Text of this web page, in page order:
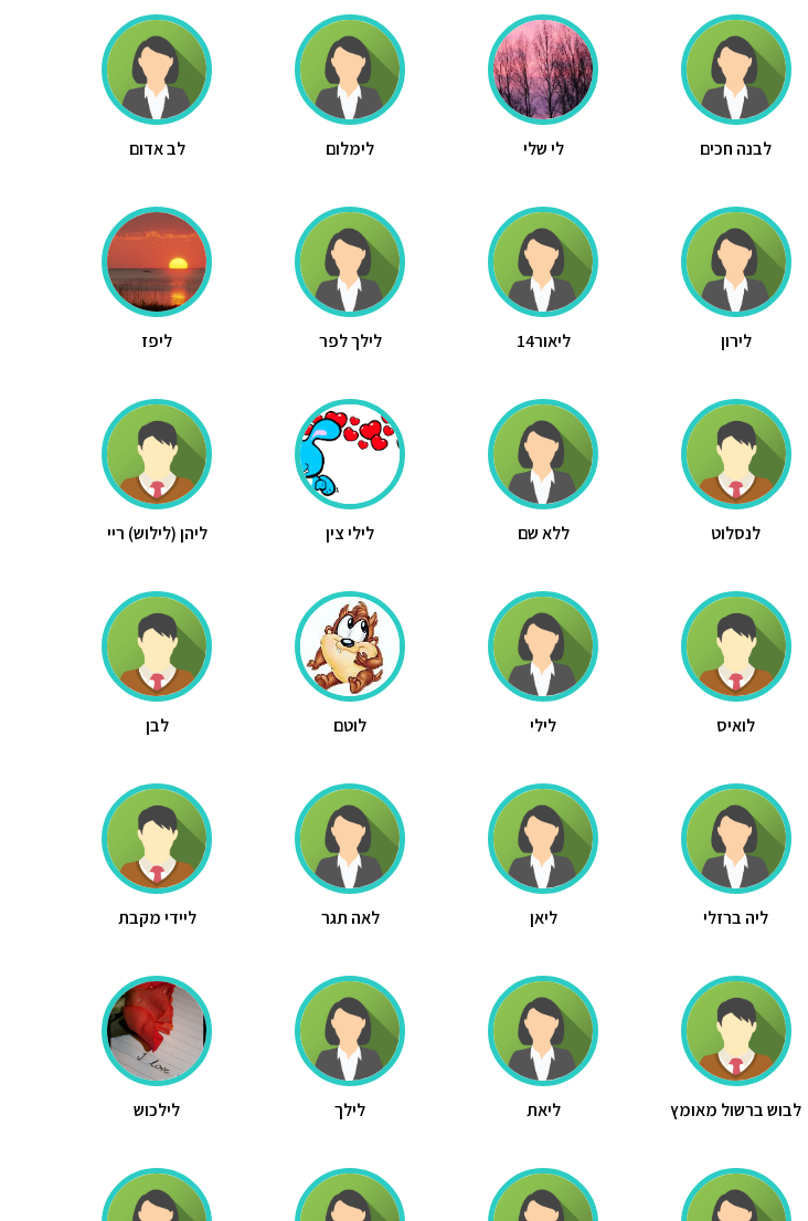
לבנה חכים לי שלי לימלום לב אדום
לירון ליאור14 לילך לפר ליפז
לנסלוט ללא שם לילי צין ליהן (לילוש) ריי
לואיס לילי לוטם לבן
ליה ברזלי ליאן לאה תגר ליידי מקבת
לבוש ברשול מאומץ ליאת לילך לילכוש